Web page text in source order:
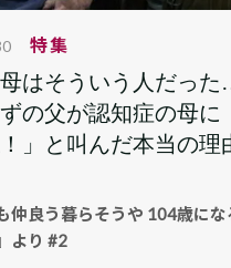
特集
母はそういう人だった
の父が認知症の母に
」と叫んだ本当の理
仲良う暮らそうや 104歳に
より #2